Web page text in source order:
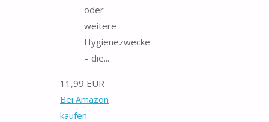
oder
weitere
Hygienezwecke
– die...
11,99 EUR
Bei Amazon
kaufen